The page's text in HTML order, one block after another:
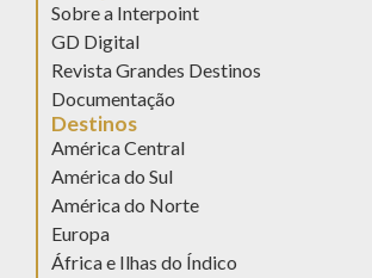
Sobre a Interpoint
GD Digital
Revista Grandes Destinos
Documentação
Destinos
América Central
América do Sul
América do Norte
Europa
África e Ilhas do Índico